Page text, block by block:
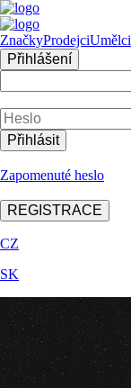
ZnačkyProdejciUmělci
Přihlášení
Zapomenuté heslo
REGISTRACE
CZ
SK